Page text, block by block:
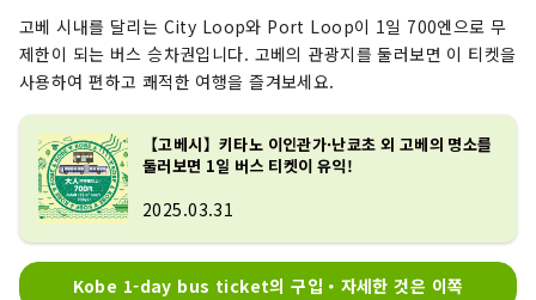
고베 시내를 달리는 City Loop와 Port Loop이 1일 700엔으로 무
제한이 되는 버스 승차권입니다. 고베의 관광지를 둘러보면 이 티켓을
사용하여 편하고 쾌적한 여행을 즐겨보세요.
【고베시】키타노 이인관가·난쿄초 외 고베의 명소를
둘러보면 1일 버스 티켓이 유익!
2025.03.31
Kobe 1-day bus ticket의 구입・자세한 것은 이쪽